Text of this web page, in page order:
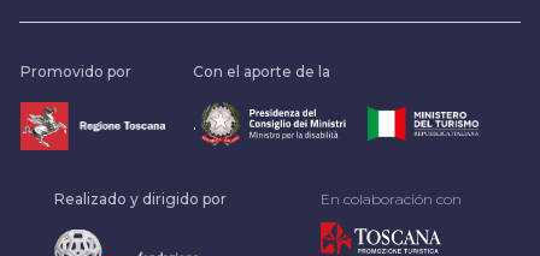
Promovido por Con el aporte de la
.
Realizado y dirigido por En colaboración con